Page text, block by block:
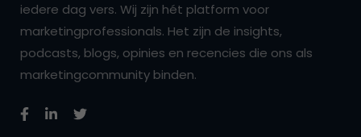
iedere dag vers. Wij zijn hét platform voor
marketingprofessionals. Het zijn de insights,
podcasts, blogs, opinies en recencies die ons als
marketingcommunity binden.